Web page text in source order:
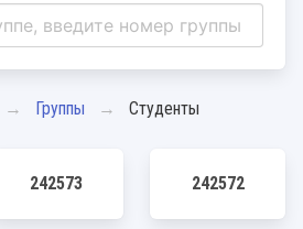
Группы Студенты
242573 242572